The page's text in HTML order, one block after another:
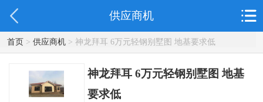
供应商机
首页> 供应商机> 神龙拜耳 6万元轻钢别墅图 地基要求低
神龙拜耳 6万元轻钢别墅图 地基
要求低